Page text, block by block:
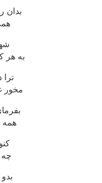
بدان
به هر
مخور
همه
چه